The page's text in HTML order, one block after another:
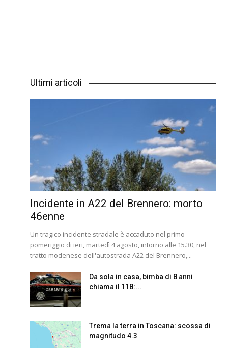
Ultimi articoli
Incidente in A22 del Brennero: morto
46enne
Un tragico incidente stradale è accaduto nel primo
pomeriggio di ieri, martedì 4 agosto, intorno alle 15.30, nel
tratto modenese dell'autostrada A22 del Brennero,...
Da sola in casa, bimba di 8 anni
chiama il 118:...
Trema la terra in Toscana: scossa di
magnitudo 4.3